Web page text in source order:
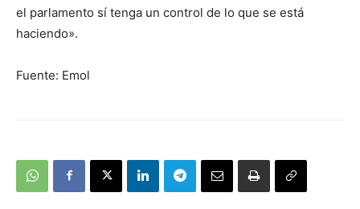
el parlamento sí tenga un control de lo que se está
haciendo».
Fuente: Emol